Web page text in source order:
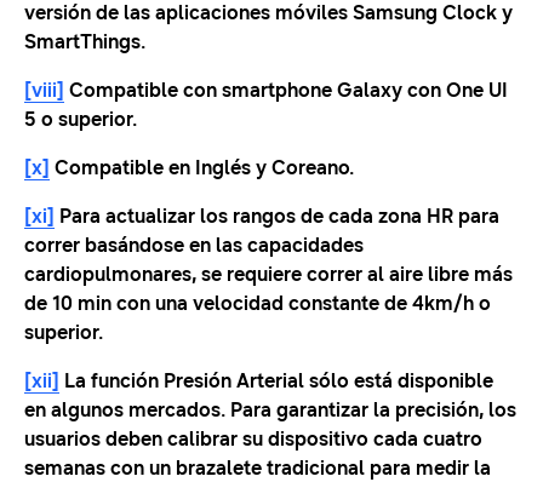
versión de las aplicaciones móviles Samsung Clock y
SmartThings.
[viii] Compatible con smartphone Galaxy con One UI
5 o superior.
[x] Compatible en Inglés y Coreano.
[xi] Para actualizar los rangos de cada zona HR para
correr basándose en las capacidades
cardiopulmonares, se requiere correr al aire libre más
de 10 min con una velocidad constante de 4km/h o
superior.
[xii] La función Presión Arterial sólo está disponible
en algunos mercados. Para garantizar la precisión, los
usuarios deben calibrar su dispositivo cada cuatro
semanas con un brazalete tradicional para medir la